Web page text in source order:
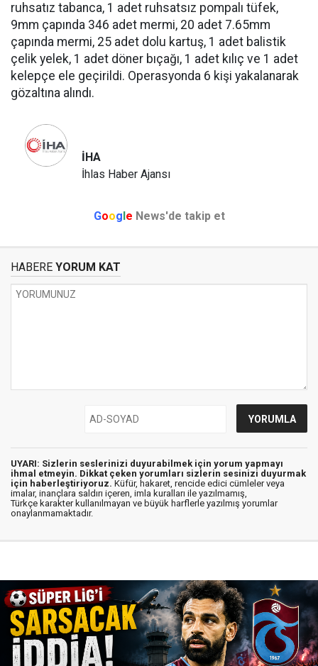
ruhsatız tabanca, 1 adet ruhsatsız pompalı tüfek,
9mm çapında 346 adet mermi, 20 adet 7.65mm
çapında mermi, 25 adet dolu kartuş, 1 adet balistik
çelik yelek, 1 adet döner bıçağı, 1 adet kılıç ve 1 adet
kelepçe ele geçirildi. Operasyonda 6 kişi yakalanarak
gözaltına alındı.
İHA
İhlas Haber Ajansı
Google News'de takip et
HABERE YORUM KAT
UYARI: Sizlerin seslerinizi duyurabilmek için yorum yapmayı
ihmal etmeyin. Dikkat çeken yorumları sizlerin sesinizi duyurmak
için haberleştiriyoruz. Küfür, hakaret, rencide edici cümleler veya
imalar, inançlara saldırı içeren, imla kuralları ile yazılmamış,
Türkçe karakter kullanılmayan ve büyük harflerle yazılmış yorumlar
onaylanmamaktadır.